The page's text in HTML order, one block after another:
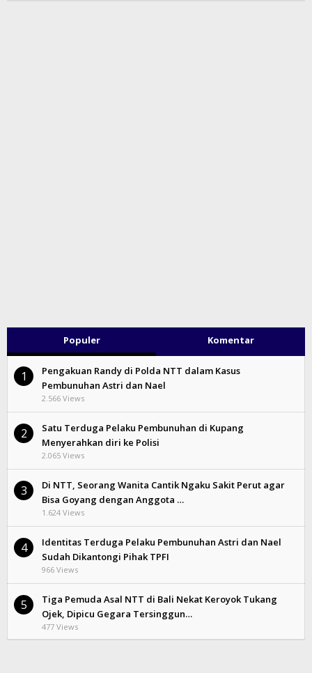
Populer Komentar
1
Pengakuan Randy di Polda NTT dalam Kasus
Pembunuhan Astri dan Nael
2.566 Views
2
Satu Terduga Pelaku Pembunuhan di Kupang
Menyerahkan diri ke Polisi
2.065 Views
3
Di NTT, Seorang Wanita Cantik Ngaku Sakit Perut agar
Bisa Goyang dengan Anggota …
1.624 Views
4
Identitas Terduga Pelaku Pembunuhan Astri dan Nael
Sudah Dikantongi Pihak TPFI
966 Views
5
Tiga Pemuda Asal NTT di Bali Nekat Keroyok Tukang
Ojek, Dipicu Gegara Tersinggun…
477 Views